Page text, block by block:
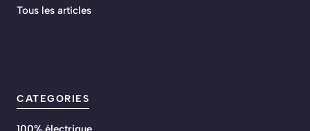
Tous les articles
CATEGORIES